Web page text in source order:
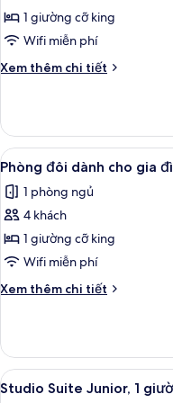
giường
cỡ
Accessible
room,
1
king
1 giường cỡ king
Wifi miễn phí
Xem thêm chi tiết
Chi
Accessible
room,
1
bed
Xem
tất
cả
ảnh
Phòng
đôi
dành
cho
đình,
giường
5
Phòng đôi dành cho gia
1 phòng ngủ
4 khách
1 giường cỡ king
Wifi miễn phí
Xem thêm chi tiết
Chi
Phòng
đôi
dành
Xem
tất
10
Studio Suite Junior, 1